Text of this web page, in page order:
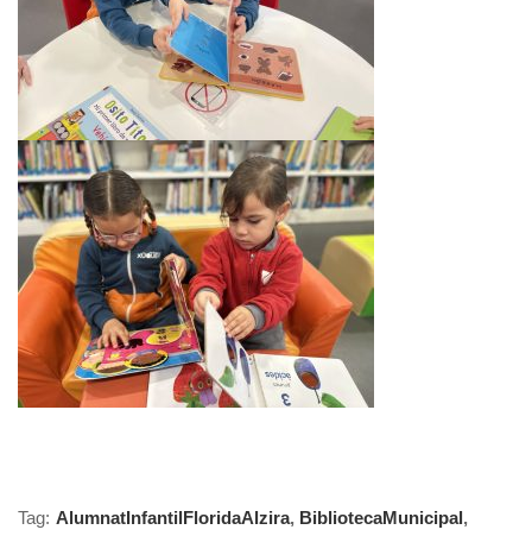
Tag: AlumnatInfantilFloridaAlzira, BibliotecaMunicipal,